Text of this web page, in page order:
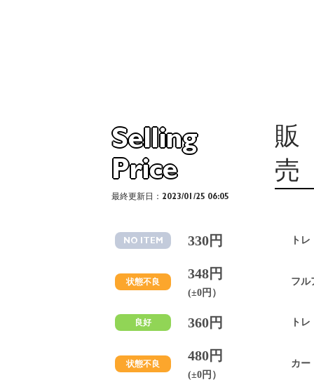
Selling
Price
販
売
最終更新日：2023/01/25 06:05
NO ITEM 330円 ト
状態不良
348円
(±0円）
フル
良好 360円 ト
状態不良
480円
(±0円）
カー